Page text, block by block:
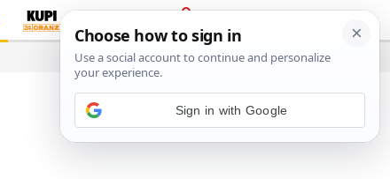
PRIJAVA